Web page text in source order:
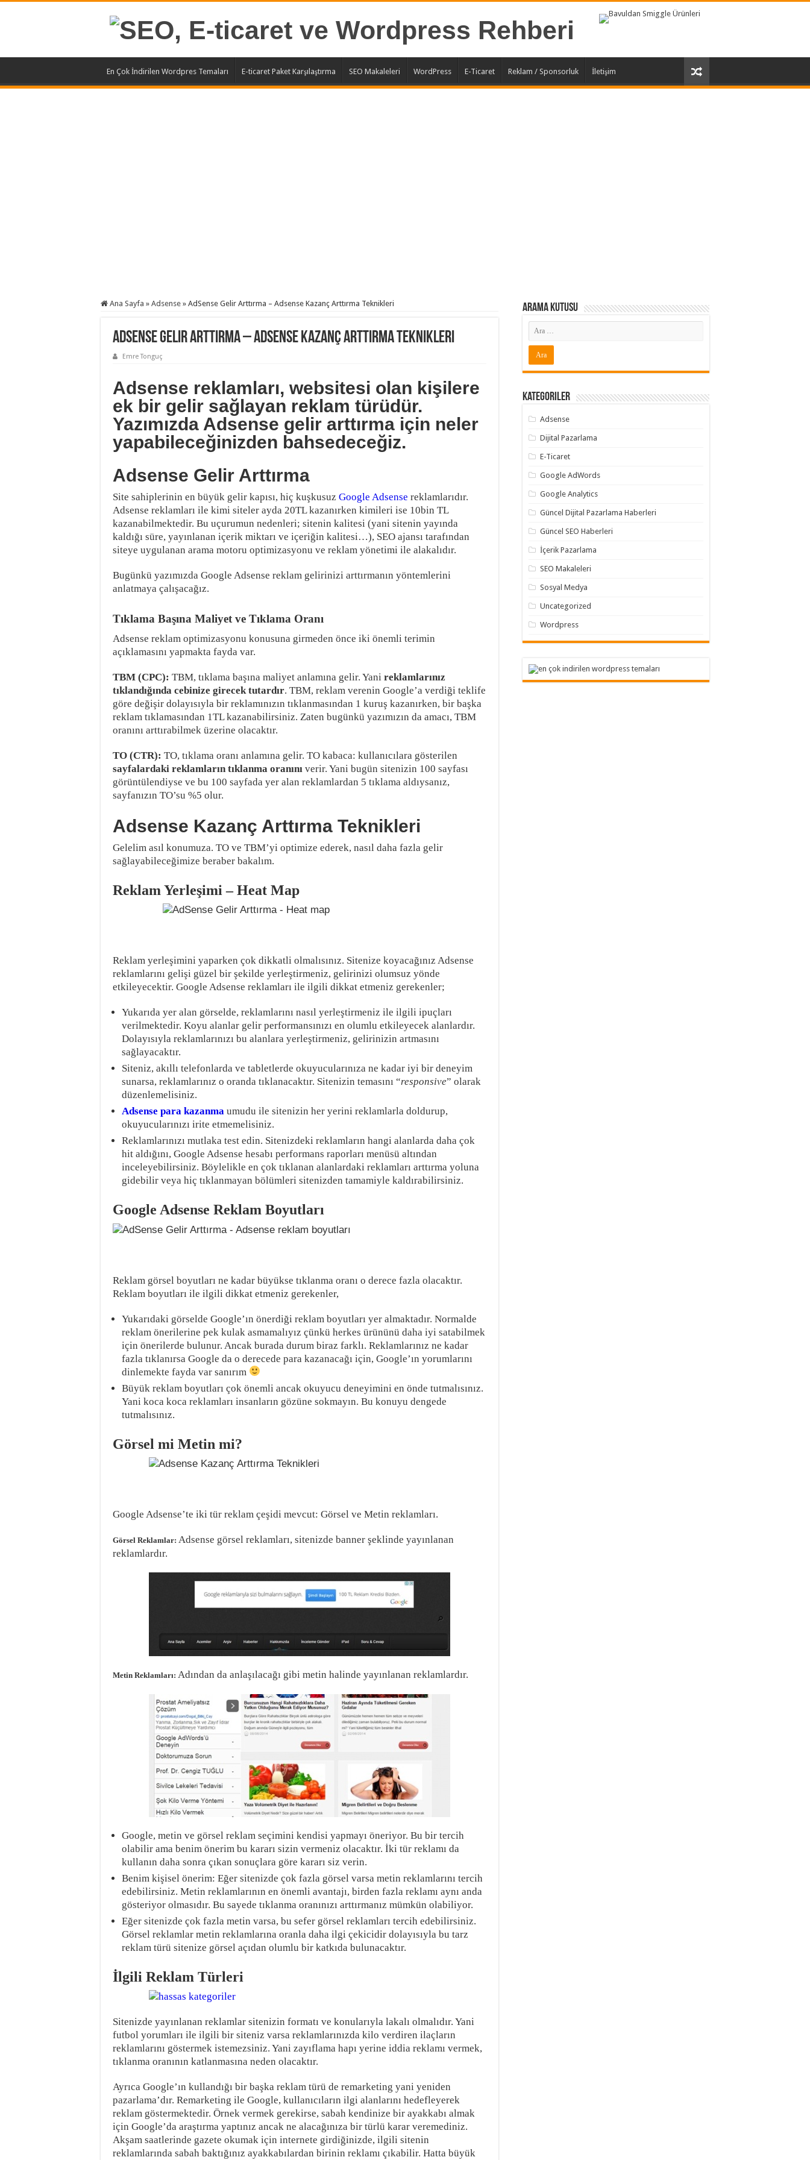
En Çok İndirilen Wordpres Temaları E-ticaret Paket Karşılaştırma SEO Makaleleri WordPress E-Ticaret Reklam / Sponsorluk İletişim
Ana Sayfa » Adsense » AdSense Gelir Arttırma – Adsense Kazanç Arttırma Teknikleri
AdSense Gelir Arttırma – Adsense Kazanç Arttırma Teknikleri
Emre Tonguç
Adsense reklamları, websitesi olan kişilere
ek bir gelir sağlayan reklam türüdür.
Yazımızda Adsense gelir arttırma için neler
yapabileceğinizden bahsedeceğiz.
Adsense Gelir Arttırma
Site sahiplerinin en büyük gelir kapısı, hiç kuşkusuz Google Adsense reklamlarıdır.
Adsense reklamları ile kimi siteler ayda 20TL kazanırken kimileri ise 10bin TL
kazanabilmektedir. Bu uçurumun nedenleri; sitenin kalitesi (yani sitenin yayında
kaldığı süre, yayınlanan içerik miktarı ve içeriğin kalitesi…), SEO ajansı tarafından
siteye uygulanan arama motoru optimizasyonu ve reklam yönetimi ile alakalıdır.
Bugünkü yazımızda Google Adsense reklam gelirinizi arttırmanın yöntemlerini
anlatmaya çalışacağız.
Tıklama Başına Maliyet ve Tıklama Oranı
Adsense reklam optimizasyonu konusuna girmeden önce iki önemli terimin
açıklamasını yapmakta fayda var.
TBM (CPC): TBM, tıklama başına maliyet anlamına gelir. Yani reklamlarınız
tıklandığında cebinize girecek tutardır. TBM, reklam verenin Google’a verdiği teklife
göre değişir dolayısıyla bir reklamınızın tıklanmasından 1 kuruş kazanırken, bir başka
reklam tıklamasından 1TL kazanabilirsiniz. Zaten bugünkü yazımızın da amacı, TBM
oranını arttırabilmek üzerine olacaktır.
TO (CTR): TO, tıklama oranı anlamına gelir. TO kabaca: kullanıcılara gösterilen
sayfalardaki reklamların tıklanma oranını verir. Yani bugün sitenizin 100 sayfası
görüntülendiyse ve bu 100 sayfada yer alan reklamlardan 5 tıklama aldıysanız,
sayfanızın TO’su %5 olur.
Adsense Kazanç Arttırma Teknikleri
Gelelim asıl konumuza. TO ve TBM’yi optimize ederek, nasıl daha fazla gelir
sağlayabileceğimize beraber bakalım.
Reklam Yerleşimi – Heat Map
Reklam yerleşimini yaparken çok dikkatli olmalısınız. Sitenize koyacağınız Adsense
reklamlarını gelişi güzel bir şekilde yerleştirmeniz, gelirinizi olumsuz yönde
etkileyecektir. Google Adsense reklamları ile ilgili dikkat etmeniz gerekenler;
Yukarıda yer alan görselde, reklamlarını nasıl yerleştirmeniz ile ilgili ipuçları
verilmektedir. Koyu alanlar gelir performansınızı en olumlu etkileyecek alanlardır.
Dolayısıyla reklamlarınızı bu alanlara yerleştirmeniz, gelirinizin artmasını
sağlayacaktır.
Siteniz, akıllı telefonlarda ve tabletlerde okuyucularınıza ne kadar iyi bir deneyim
sunarsa, reklamlarınız o oranda tıklanacaktır. Sitenizin temasını “responsive” olarak
düzenlemelisiniz.
Adsense para kazanma umudu ile sitenizin her yerini reklamlarla doldurup,
okuyucularınızı irite etmemelisiniz.
Reklamlarınızı mutlaka test edin. Sitenizdeki reklamların hangi alanlarda daha çok
hit aldığını, Google Adsense hesabı performans raporları menüsü altından
inceleyebilirsiniz. Böylelikle en çok tıklanan alanlardaki reklamları arttırma yoluna
gidebilir veya hiç tıklanmayan bölümleri sitenizden tamamiyle kaldırabilirsiniz.
Google Adsense Reklam Boyutları
Reklam görsel boyutları ne kadar büyükse tıklanma oranı o derece fazla olacaktır.
Reklam boyutları ile ilgili dikkat etmeniz gerekenler,
Yukarıdaki görselde Google’ın önerdiği reklam boyutları yer almaktadır. Normalde
reklam önerilerine pek kulak asmamalıyız çünkü herkes ürününü daha iyi satabilmek
için önerilerde bulunur. Ancak burada durum biraz farklı. Reklamlarınız ne kadar
fazla tıklanırsa Google da o derecede para kazanacağı için, Google’ın yorumlarını
dinlemekte fayda var sanırım
Büyük reklam boyutları çok önemli ancak okuyucu deneyimini en önde tutmalısınız.
Yani koca koca reklamları insanların gözüne sokmayın. Bu konuyu dengede
tutmalısınız.
Görsel mi Metin mi?
Google Adsense’te iki tür reklam çeşidi mevcut: Görsel ve Metin reklamları.
Görsel Reklamlar: Adsense görsel reklamları, sitenizde banner şeklinde yayınlanan
reklamlardır.
Metin Reklamları: Adından da anlaşılacağı gibi metin halinde yayınlanan reklamlardır.
Google, metin ve görsel reklam seçimini kendisi yapmayı öneriyor. Bu bir tercih
olabilir ama benim önerim bu kararı sizin vermeniz olacaktır. İki tür reklamı da
kullanın daha sonra çıkan sonuçlara göre kararı siz verin.
Benim kişisel önerim: Eğer sitenizde çok fazla görsel varsa metin reklamlarını tercih
edebilirsiniz. Metin reklamlarının en önemli avantajı, birden fazla reklamı aynı anda
gösteriyor olmasıdır. Bu sayede tıklanma oranınızı arttırmanız mümkün olabiliyor.
Eğer sitenizde çok fazla metin varsa, bu sefer görsel reklamları tercih edebilirsiniz.
Görsel reklamlar metin reklamlarına oranla daha ilgi çekicidir dolayısıyla bu tarz
reklam türü sitenize görsel açıdan olumlu bir katkıda bulunacaktır.
İlgili Reklam Türleri
Sitenizde yayınlanan reklamlar sitenizin formatı ve konularıyla lakalı olmalıdır. Yani
futbol yorumları ile ilgili bir siteniz varsa reklamlarınızda kilo verdiren ilaçların
reklamlarını göstermek istemezsiniz. Yani zayıflama hapı yerine iddia reklamı vermek,
tıklanma oranının katlanmasına neden olacaktır.
Ayrıca Google’ın kullandığı bir başka reklam türü de remarketing yani yeniden
pazarlama’dır. Remarketing ile Google, kullanıcıların ilgi alanlarını hedefleyerek
reklam göstermektedir. Örnek vermek gerekirse, sabah kendinize bir ayakkabı almak
için Google’da araştırma yaptınız ancak ne alacağınıza bir türlü karar veremediniz.
Akşam saatlerinde gazete okumak için internete girdiğinizde, ilgili sitenin
reklamlarında sabah baktığınız ayakkabılardan birinin reklamı çıkabilir. Hatta büyük
Arama Kutusu
Kategoriler
Adsense
Dijital Pazarlama
E-Ticaret
Google AdWords
Google Analytics
Güncel Dijital Pazarlama Haberleri
Güncel SEO Haberleri
İçerik Pazarlama
SEO Makaleleri
Sosyal Medya
Uncategorized
Wordpress